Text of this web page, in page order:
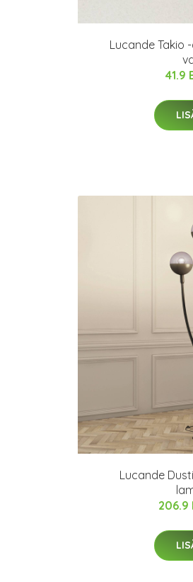
Lucande Takio
41.9
Lucande
206.9